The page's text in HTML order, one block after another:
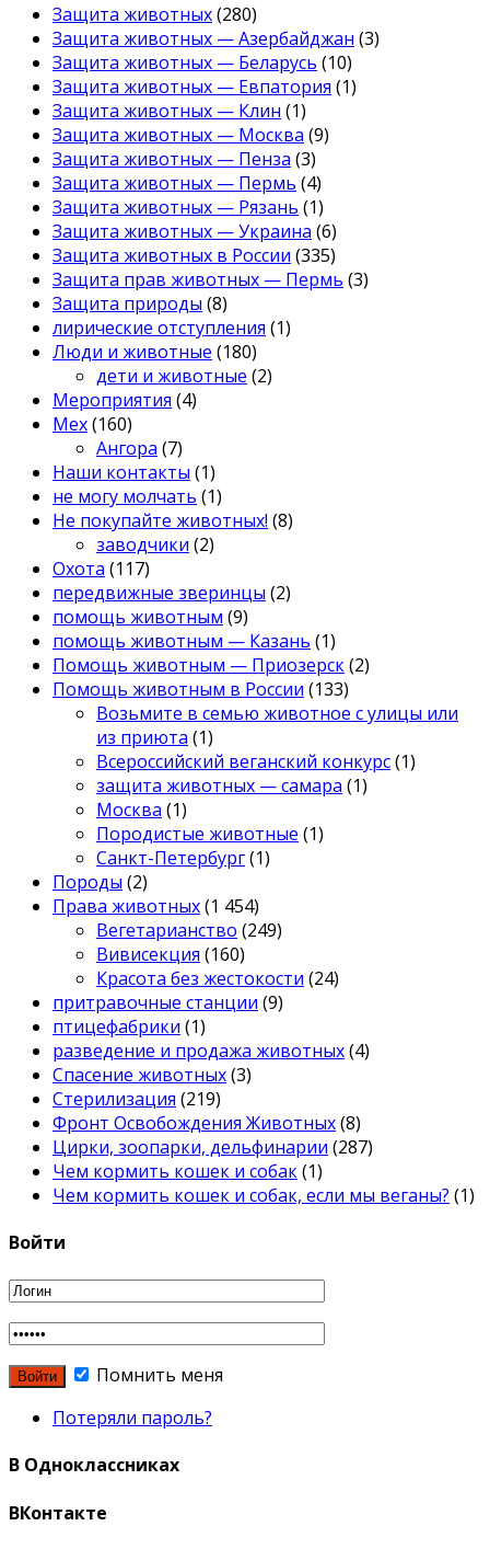
Защита животных(280)
Защита животных — Азербайджан (3)
Защита животных — Беларусь (10)
Защита животных — Евпатория (1)
Защита животных — Клин (1)
Защита животных — Москва (9)
Защита животных — Пенза (3)
Защита животных — Пермь (4)
Защита животных — Рязань (1)
Защита животных — Украина (6)
Защита животных в России (335)
Защита прав животных — Пермь (3)
Защита природы (8)
лирические отступления (1)
Люди и животные (180)
дети и животные (2)
Мероприятия (4)
Мех(160)
Ангора (7)
Наши контакты (1)
не могу молчать (1)
Не покупайте животных! (8)
заводчики (2)
Охота (117)
передвижные зверинцы (2)
помощь животным (9)
помощь животным — Казань (1)
Помощь животным — Приозерск(2)
Помощь животным в России (133)
Возьмите в семью животное с улицы или
из приюта (1)
Всероссийский веганский конкурс(1)
защита животных — самара (1)
Москва (1)
Породистые животные (1)
Санкт-Петербург(1)
Породы (2)
Права животных(1 454)
Вегетарианство (249)
Вивисекция (160)
Красота без жестокости (24)
притравочные станции (9)
птицефабрики (1)
разведение и продажа животных(4)
Спасение животных(3)
Стерилизация (219)
Фронт Освобождения Животных(8)
Цирки, зоопарки, дельфинарии (287)
Чем кормить кошек и собак(1)
Чем кормить кошек и собак, если мы веганы? (1)
Войти
Помнить меня
Потеряли пароль?
В Одноклассниках
ВКонтакте